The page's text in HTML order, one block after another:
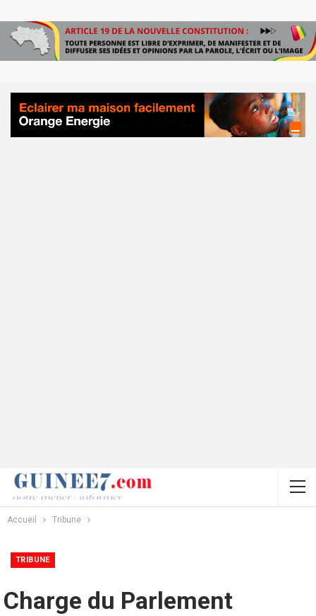
Accueil Tribune
TRIBUNE
Charge du Parlement